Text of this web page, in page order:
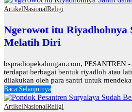
ArtikelNasionalReligi
Ngerowot itu Riyadhohnya
Melatih Diri
bspradiopekalongan.com, PESANTREN
terdapat berbagai bentuk riyadloh atau
dilakukan oleh para santri untuk
Baca Selanjutnya
ArtikelNasionalReligi